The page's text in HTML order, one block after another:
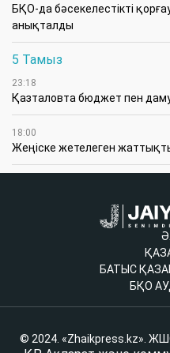
БҚО-да бәсекелестікті
анықталды
5 Тамыз
23:18
Қазталовта бюджет пен
18:00
Жеңіске жетелеген
БАТЫС
БҚО
© 2024. «Zhaikpress.kz».